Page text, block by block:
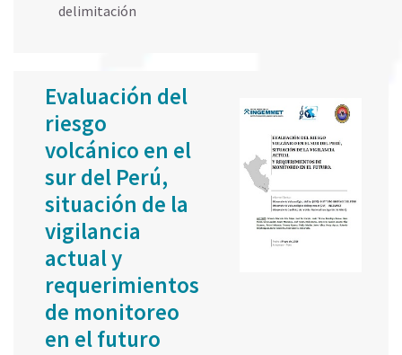
delimitación
Evaluación del
riesgo
volcánico en el
sur del Perú,
situación de la
vigilancia
actual y
requerimientos
de monitoreo
en el futuro